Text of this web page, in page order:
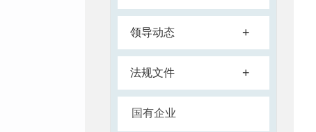
领导动态 +
法规文件 +
国有企业